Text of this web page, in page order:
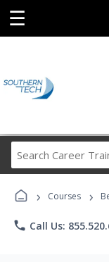
☰
› Courses ›
phone Call Us: